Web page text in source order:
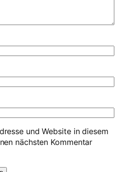
und Website in diesem
nächsten Kommentar